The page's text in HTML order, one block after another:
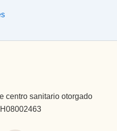
centro sanitario otorgado